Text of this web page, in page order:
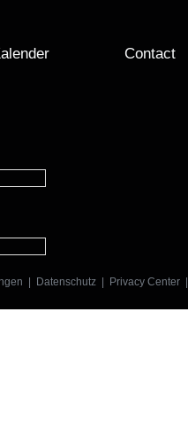
Contact
Datenschutz Privacy Center